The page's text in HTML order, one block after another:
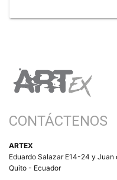
CONTÁCTENOS
ARTEX
Eduardo Salazar E14-24 y
Quito - Ecuador